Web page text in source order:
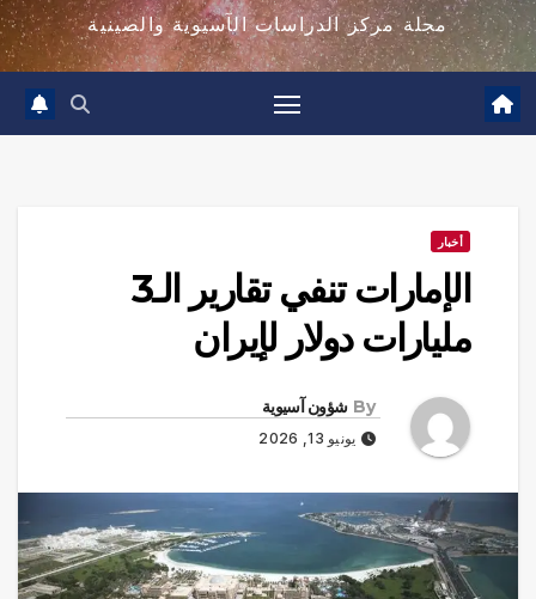
مجلة مركز الدراسات الآسيوية والصينية
أخبار
الإمارات تنفي تقارير الـ3
مليارات دولار لإيران
By شؤون آسيوية
يونيو 13, 2026